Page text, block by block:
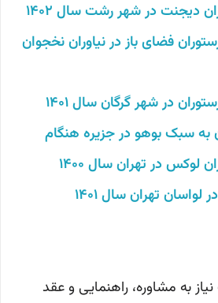
دیجنت در شهر رشت سال 1402
فضای باز در نیاوران نخجوان
در شهر گرگان سال 1401
به سبک بوهو در جزیره هنگام
در تهران سال 1400
تهران سال 1401
به مشاوره، راهنمایی و عقد